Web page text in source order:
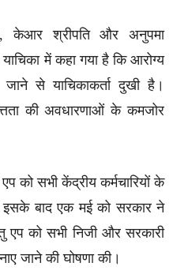
केआर श्रीपति और अनुपमा
में कहा गया है कि आरोग्य
से याचिकाकर्ता दुखी है।
की अवधारणाओं के कमजोर
को सभी केंद्रीय कर्मचारियों के
इसके बाद एक मई को सरकार ने
को सभी निजी और सरकारी
जाने की घोषणा की।